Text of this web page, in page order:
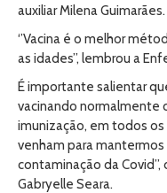
auxiliar Milena Guimarães.
‘’Vacina é o melhor
as idades’’, lembrou a
É importante salientar
vacinando normalmente
imunização, em todos
venham para
contaminação da
Gabryelle Seara.